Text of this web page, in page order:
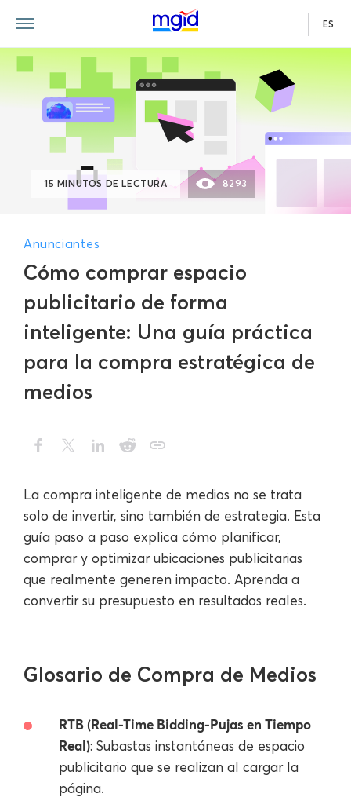
ES
Cómo comprar espacio
publicitario de forma
inteligente: Una guía práctica
para la compra estratégica de
medios
Anunciantes
15 MINUTOS DE LECTURA 8293
La compra inteligente de medios no se trata
solo de invertir, sino también de estrategia. Esta
guía paso a paso explica cómo planificar,
comprar y optimizar ubicaciones publicitarias
que realmente generen impacto. Aprenda a
convertir su presupuesto en resultados reales.
Glosario de Compra de Medios
RTB (Real-Time Bidding-Pujas en Tiempo
Real): Subastas instantáneas de espacio
publicitario que se realizan al cargar la
página.